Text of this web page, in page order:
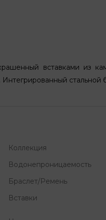
вставками из
Коллекция
Водонепроницаемость
Браслет/Ремень
Вставки